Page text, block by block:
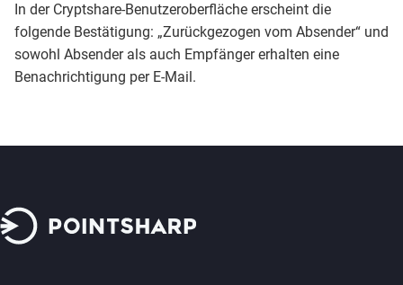
In der Cryptshare-Benutzeroberfläche erscheint die
folgende Bestätigung: „Zurückgezogen vom Absender“ und
sowohl Absender als auch Empfänger erhalten eine
Benachrichtigung per E-Mail.